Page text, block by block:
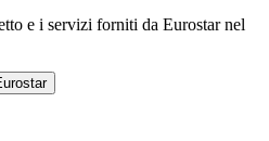
e i servizi forniti da Eurostar nel